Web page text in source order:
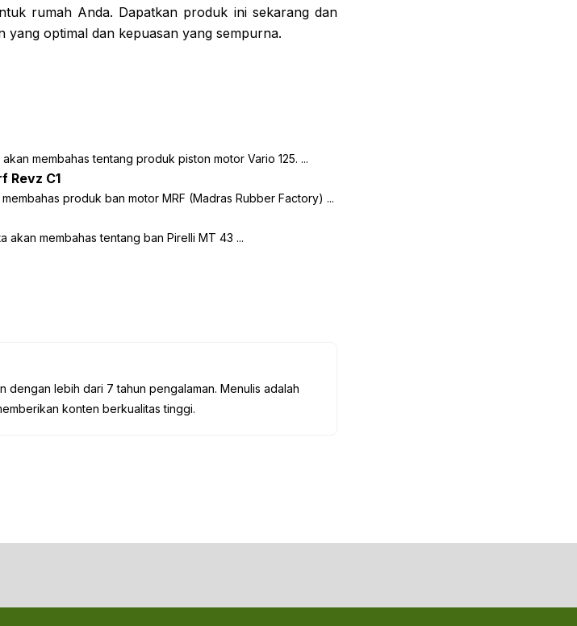
rumah Anda. Dapatkan produk ini sekarang dan
optimal dan kepuasan yang sempurna.
membahas tentang produk piston motor Vario 125. ...
Revz C1
produk ban motor MRF (Madras Rubber Factory) ...
akan membahas tentang ban Pirelli MT 43 ...
dengan lebih dari 7 tahun pengalaman. Menulis adalah
konten berkualitas tinggi.